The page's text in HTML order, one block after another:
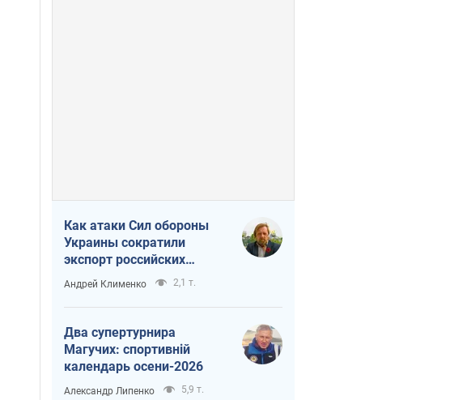
Как атаки Сил обороны
Украины сократили
экспорт российских
нефтепродуктов
Андрей Клименко 2,1 т.
Два супертурнира
Магучих: спортивній
календарь осени-2026
Александр Липенко 5,9 т.